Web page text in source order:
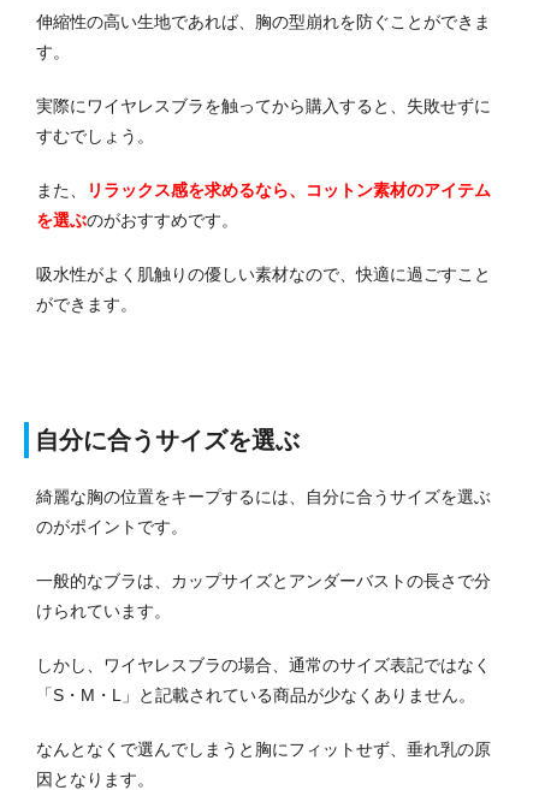
伸縮性の高い生地であれば、胸の型崩れを防ぐことができま
す。
実際にワイヤレスブラを触ってから購入すると、失敗せずに
すむでしょう。
また、
リラックス感を求めるなら、コットン素材のアイテム
を選ぶのがおすすめです。
吸水性がよく肌触りの優しい素材なので、快適に過ごすこと
ができます。
自分に合うサイズを選ぶ
綺麗な胸の位置をキープするには、自分に合うサイズを選ぶ
のがポイントです。
一般的なブラは、カップサイズとアンダーバストの長さで分
けられています。
しかし、ワイヤレスブラの場合、通常のサイズ表記ではなく
「S・M・L」と記載されている商品が少なくありません。
なんとなくで選んでしまうと胸にフィットせず、垂れ乳の原
因となります。